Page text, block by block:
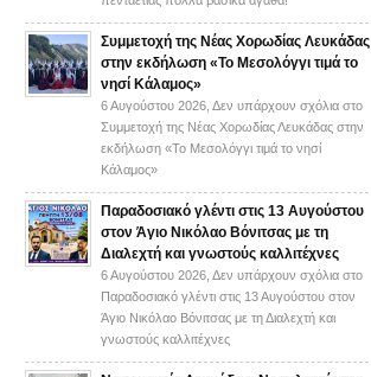
Συμμετοχή της Νέας Χορωδίας Λευκάδας
στην εκδήλωση «Το Μεσολόγγι τιμά το
νησί Κάλαμος»
6 Αυγούστου 2026, Δεν υπάρχουν σχόλια στο
Συμμετοχή της Νέας Χορωδίας Λευκάδας στην
εκδήλωση «Το Μεσολόγγι τιμά το νησί
Κάλαμος»
Παραδοσιακό γλέντι στις 13 Αυγούστου
στον Άγιο Νικόλαο Βόνιτσας με τη
Διαλεχτή και γνωστούς καλλιτέχνες
6 Αυγούστου 2026, Δεν υπάρχουν σχόλια στο
Παραδοσιακό γλέντι στις 13 Αυγούστου στον
Άγιο Νικόλαο Βόνιτσας με τη Διαλεχτή και
γνωστούς καλλιτέχνες